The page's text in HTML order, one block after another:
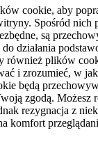
cookie, aby
Spośród nich
są
do działania
również plików
i zrozumieć, w
będą
zgodą. Możesz
rezygnacja z
komfort